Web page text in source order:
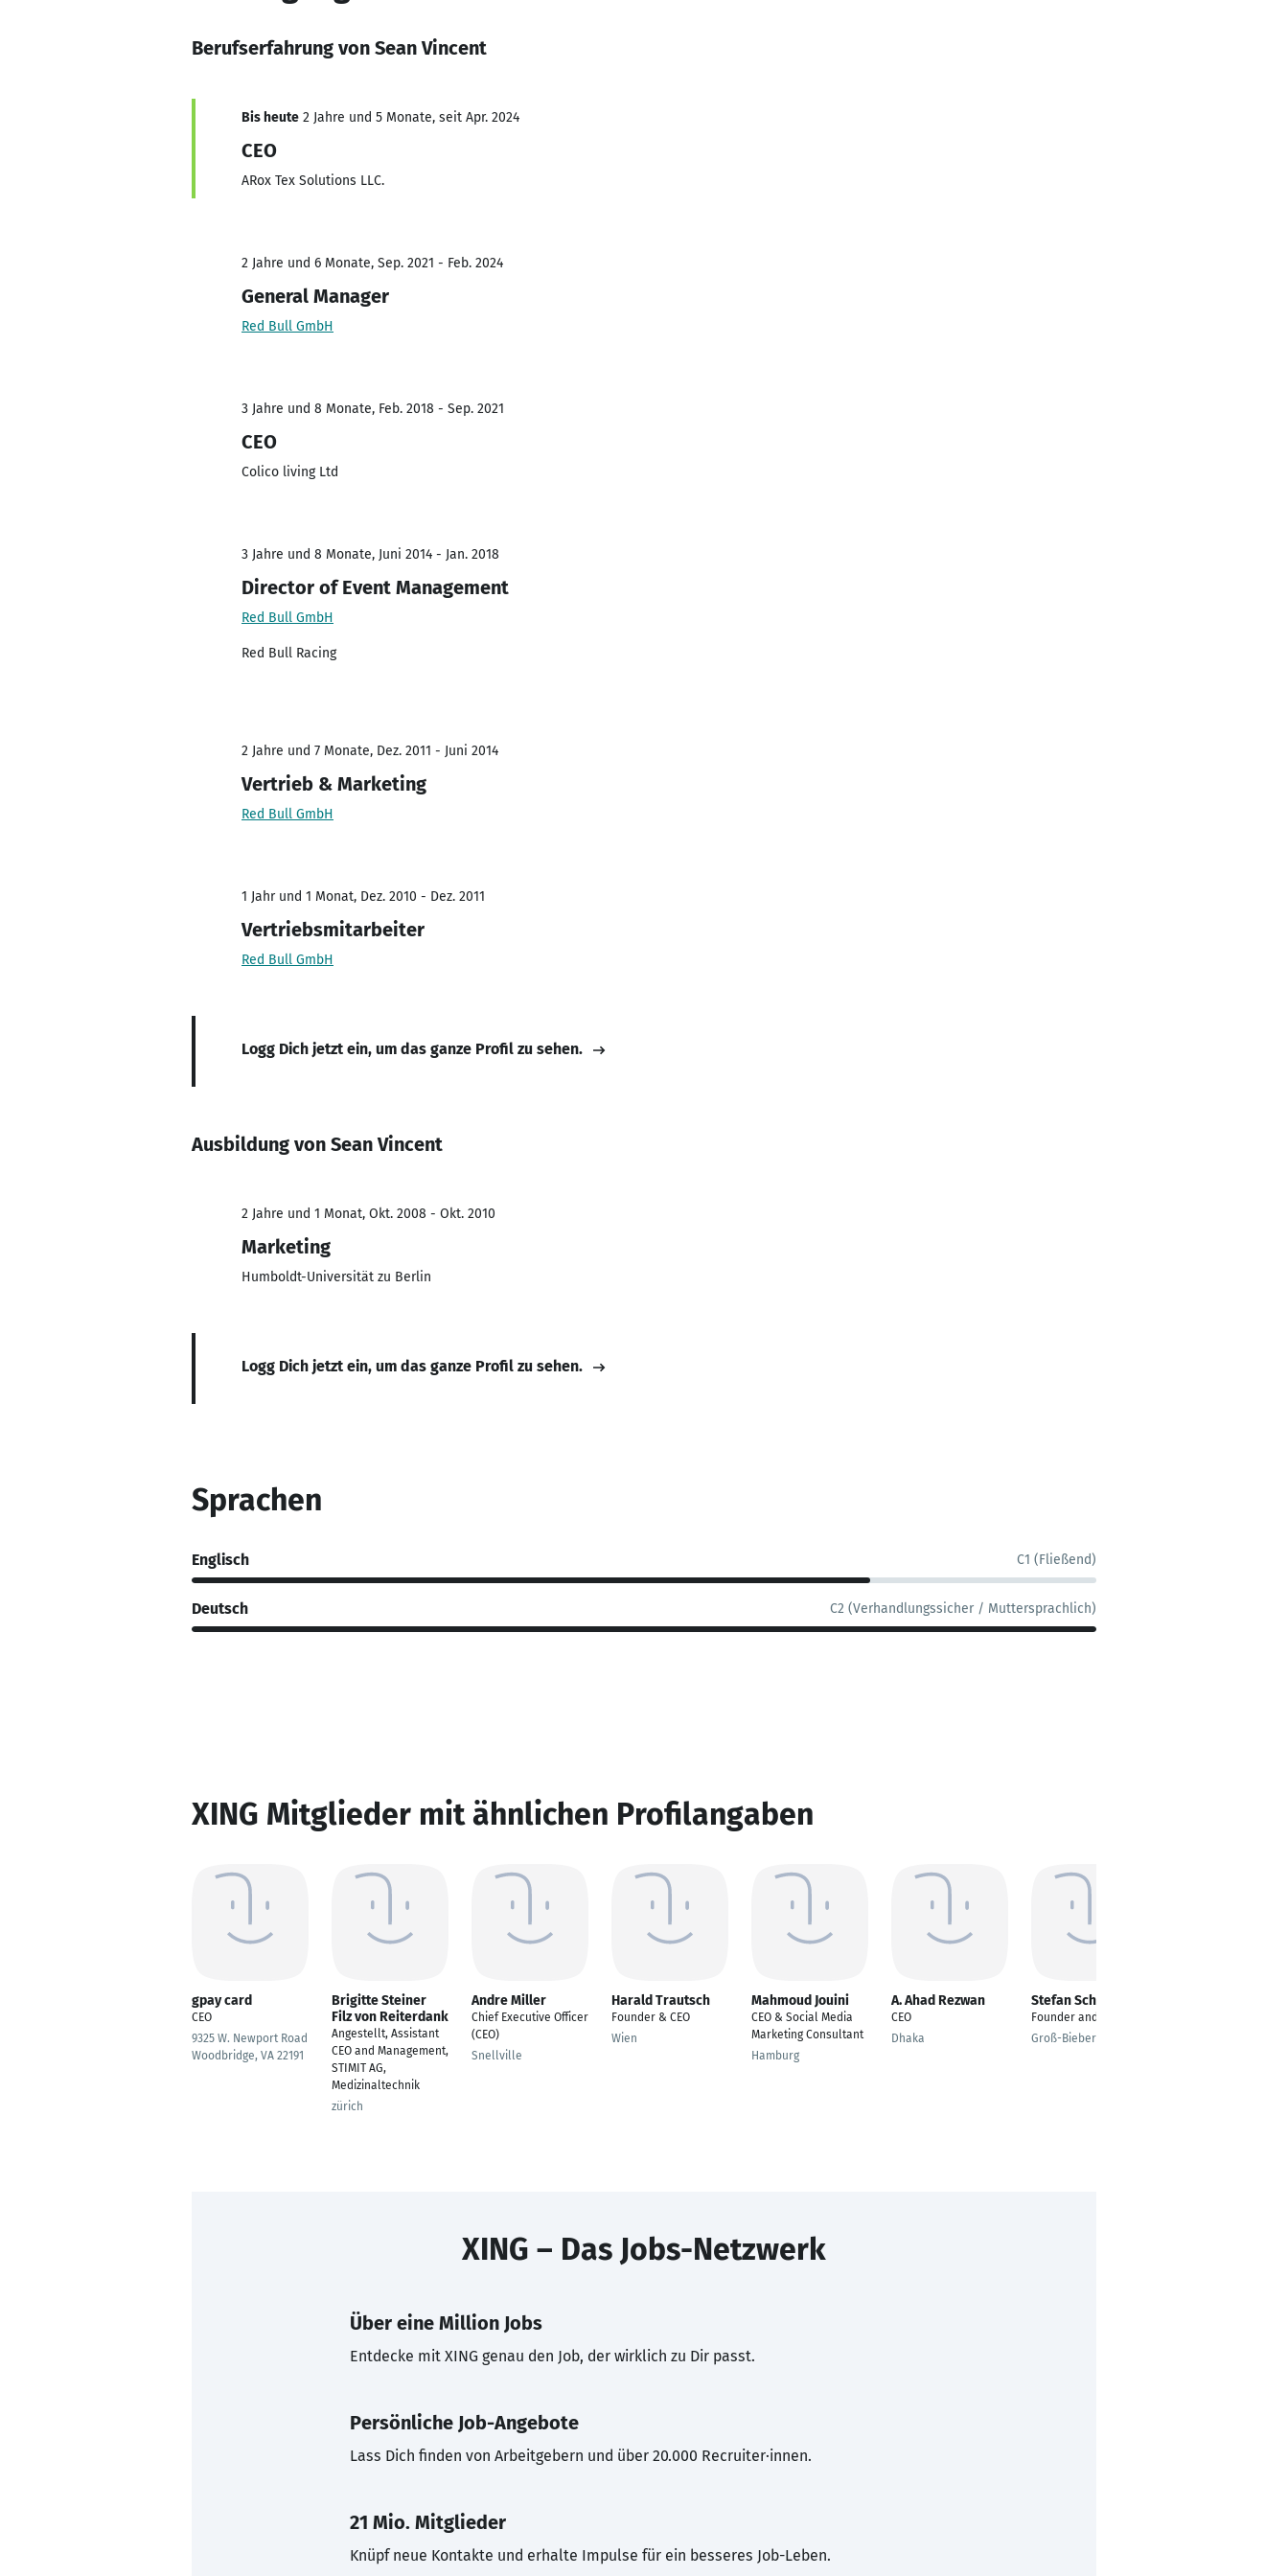
Berufserfahrung von Sean Vincent
Bis heute 2 Jahre und 5 Monate, seit Apr. 2024
CEO
ARox Tex Solutions LLC.
2 Jahre und 6 Monate, Sep. 2021 - Feb. 2024
General Manager
Red Bull GmbH
3 Jahre und 8 Monate, Feb. 2018 - Sep. 2021
CEO
Colico living Ltd
3 Jahre und 8 Monate, Juni 2014 - Jan. 2018
Director of Event Management
Red Bull GmbH
Red Bull Racing
2 Jahre und 7 Monate, Dez. 2011 - Juni 2014
Vertrieb & Marketing
Red Bull GmbH
1 Jahr und 1 Monat, Dez. 2010 - Dez. 2011
Vertriebsmitarbeiter
Red Bull GmbH
Logg Dich jetzt ein, um das ganze Profil zu sehen.
Ausbildung von Sean Vincent
2 Jahre und 1 Monat, Okt. 2008 - Okt. 2010
Marketing
Humboldt-Universität zu Berlin
Logg Dich jetzt ein, um das ganze Profil zu sehen.
Sprachen
Englisch C1 (Fließend)
Deutsch C2 (Verhandlungssicher / Muttersprachlich)
XING Mitglieder mit ähnlichen Profilangaben
gpay card
CEO
9325 W. Newport Road
Woodbridge, VA 22191
Brigitte Steiner
Filz von Reiterdank
Angestellt, Assistant
CEO and Management,
STIMIT AG,
Medizinaltechnik
zürich
Andre Miller
Chief Executive Officer
(CEO)
Snellville
Harald Trautsch
Founder & CEO
Wien
Mahmoud Jouini
CEO & Social Media
Marketing Consultant
Hamburg
A. Ahad Rezwan
CEO
Dhaka
Stefan Schaffner
Founder and CEO
Groß-Bieberau
XING – Das Jobs-Netzwerk
Über eine Million Jobs
Entdecke mit XING genau den Job, der wirklich zu Dir passt.
Persönliche Job-Angebote
Lass Dich finden von Arbeitgebern und über 20.000 Recruiter·innen.
21 Mio. Mitglieder
Knüpf neue Kontakte und erhalte Impulse für ein besseres Job-Leben.